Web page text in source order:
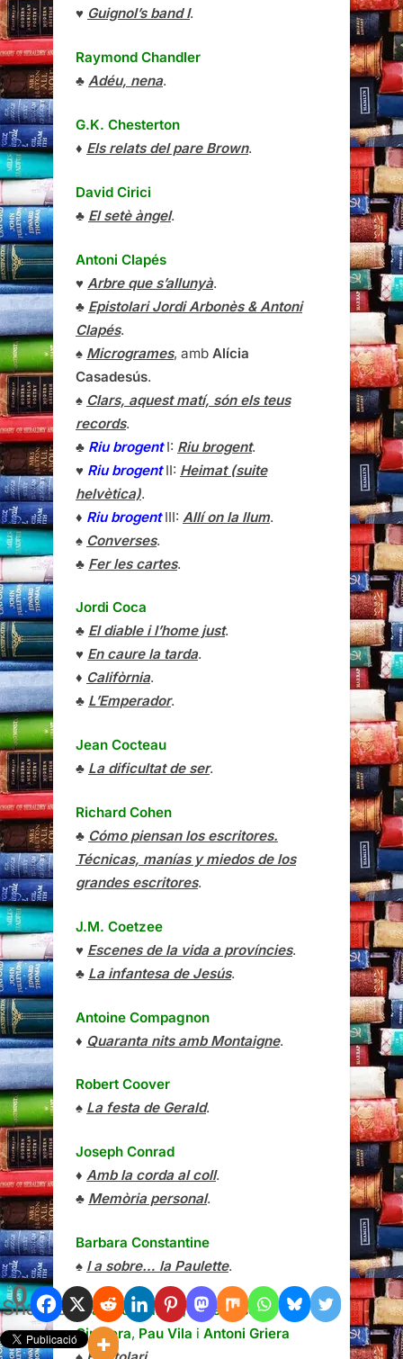
0
Shares
♥ Guignol’s band I.
Raymond Chandler
♣ Adéu, nena.
G.K. Chesterton
♦ Els relats del pare Brown.
David Cirici
♣ El setè àngel.
Antoni Clapés
♥ Arbre que s’allunyà.
♣ Epistolari Jordi Arbonès & Antoni
Clapés.
♠ Microgrames, amb Alícia
Casadesús.
♠ Clars, aquest matí, són els teus
records.
♣ Riu brogentI: Riu brogent.
♥ Riu brogentII: Heimat (suite
helvètica).
♦ Riu brogentIII: Allí on la llum.
♠ Converses.
♣ Fer les cartes.
Jordi Coca
♣ El diable i l’home just.
♥ En caure la tarda.
♦ Califòrnia.
♣ L’Emperador.
Jean Cocteau
♣ La dificultat de ser.
Richard Cohen
♣ Cómo piensan los escritores.
Técnicas, manías y miedos de los
grandes escritores.
J.M. Coetzee
♥ Escenes de la vida a províncies.
♣ La infantesa de Jesús.
Antoine Compagnon
♦ Quaranta nits amb Montaigne.
Robert Coover
♠ La festa de Gerald.
Joseph Conrad
♦ Amb la corda al coll.
♣ Memòria personal.
Barbara Constantine
♠ I a sobre… la Paulette.
Joan Coromines , Pere Bosch i
Gimpera, Pau Vila i Antoni Griera